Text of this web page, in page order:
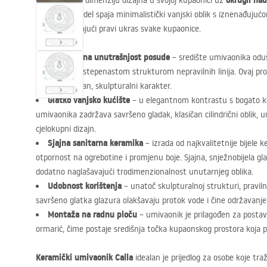
keramički model spaja minimalistički vanjski oblik s
posude, postajući pravi ukras svake kupaonice.
Jedinstvena unutrašnjost posude – središte umivaonika
kaskadnom i stepenastom strukturom nepravilnih linija. Ovaj
obliku izražajan, skulpturalni karakter.
Glatko vanjsko kućište – u elegantnom kontrastu s bogato
umivaonika zadržava savršeno gladak, klasičan cilindrični oblik,
cjelokupni dizajn.
Sjajna sanitarna keramika – izrada od najkvalitetnije bijele
otpornost na ogrebotine i promjenu boje. Sjajna, snježnobijela
dodatno naglašavajući trodimenzionalnost unutarnjeg oblika.
Udobnost korištenja – unatoč skulpturalnoj strukturi,
savršeno glatka glazura olakšavaju protok vode i čine
Montaža na radnu ploču – umivaonik je prilagođen za
ormarić, čime postaje središnja točka kupaonskog prostora koja
Keramički umivaonik Calla idealan je prijedlog za osobe koje